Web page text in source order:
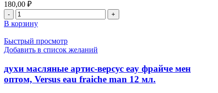
the
blue
12
180,00 ₽
Количество
товара
духи
масляные
артис-5th
оптом,
файф
авеню
В корзину
Быстрый просмотр
Добавить в список желаний
духи масляные артис-версус еау фрайче мен
оптом, Versus eau fraiche man 12 мл.